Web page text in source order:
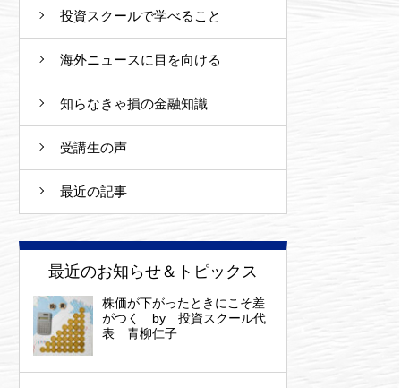
投資スクールで学べること
海外ニュースに目を向ける
知らなきゃ損の金融知識
受講生の声
最近の記事
最近のお知らせ＆トピックス
株価が下がったときにこそ差
がつく by 投資スクール代
表 青柳仁子